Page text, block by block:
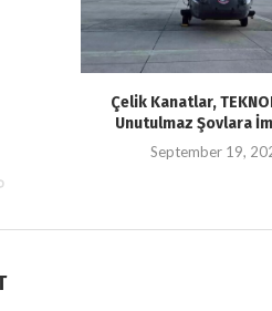
Çelik Kanatlar,
Unutulmaz Şovlara
September 19,